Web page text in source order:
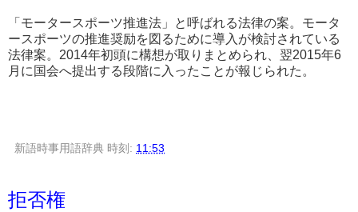
「モータースポーツ推進法」と呼ばれる法律の案。モータ
ースポーツの推進奨励を図るために導入が検討されている
法律案。2014年初頭に構想が取りまとめられ、翌2015年6
月に国会へ提出する段階に入ったことが報じられた。
新語時事用語辞典 時刻: 11:53
拒否権